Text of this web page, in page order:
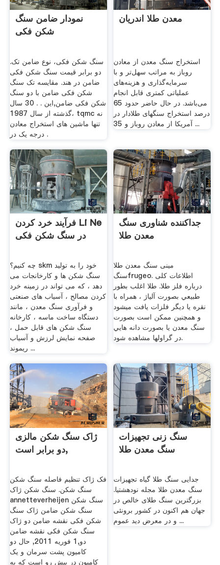
نمودار ضامن سنگ
شکن فکی
سنگ شکن فکی، نوع ضامن تک.
دو برابر قیمت سنگ شکن فکی
ضامن در هند. مقایسه تک سنگ
شکن فکی ضامن با دو سنگ
شکن فکی ضامن,این . . 30 سال
گذشته از سال 1987، tqmc نه
تنها ماشین های استخراج معادن
درجه یک در .
معدن طلا اندریان
استخراج سنگ معدن از معادن
روباز به مراتب سهل‌تر و با
سرمایه‌گذاری و هزینه‌های
عملیاتی کمتری قابل انجام
می‌باشد. در حال حاضر حدود 65
درصد استخراج سنگهای طلادار در
آمریکا از معادن روباز و 35 ...
فرآیند خرد کردن Li Ne
در سنگ شکن فکی
چه کنیم؟ skm خود را به تولید
سنگ شکن ها و کارخانجات می
دهد ، که می تواند در زمینه خرد
کردن مصالح ، آسیاب های صنعتی
و فرآوری سنگ معدن ، مانند
دستگاه ساخت ماسه ، کارخانه
سنگ شکن های قابل حمل ،
صفحه نمایش لرزش و آسیاب
ریموند ...
جداکننده شناوری سنگ
معدن طلا
مینی سنگ معدن طلا
سنگfrugeo. اطلاعات کلی
درباره فلز طلا. طلا اغلب بطور
طبيعي بصورت آلياژ ، همراه با
نقره يا ديگر فلزات يافت ميشود
و همچنين ممكن است بصورت
سنگ معدن يا بصورت دانه هايي
در گراولها مشاهده شود.
ژاک سنگ شکن مالزی
دو برابر است,
فک ژاک تنظیم فاصله سنگ شکن
سنگ شکن. سنگ شکن ژاک
annetteverheijen سنگ شکن
سنگ شکن ضامن ژاک سنگ
شکن فکی نقشه ضامن دو ژاک
سنگ شکن فکی نقشه ضامن
دو,1 فوریه 2011, حال دو
کامیون پشت سرمان و یک
کامیون در پیش رو است که به
سنگ زنی تجهیزات
سنگ معدن طلا
جدایی سنگ طلا گیاه تجهیزات
سنگ معدن طلا مجله نودهشتیا.
بزرگترین سنگ طلای خالص در
جهان هم اکنون در کشور برونئی
و در معرض دید عموم ...